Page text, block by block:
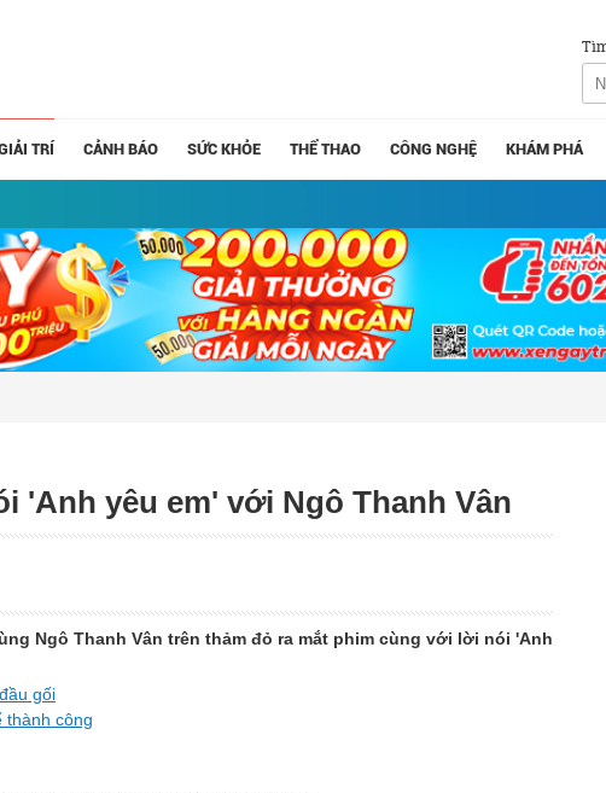
TRÍ CẢNH BÁO SỨC KHỎE THỂ THAO CÔNG NGHỆ KHÁM PHÁ
'Anh yêu em' với Ngô Thanh Vân
Ngô Thanh Vân trên thảm đỏ ra mắt phim cùng với lời nói 'Anh
gối
thành công